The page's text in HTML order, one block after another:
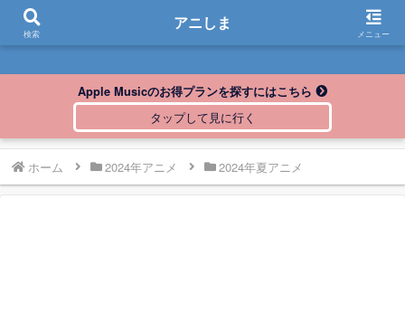
アニしま
Apple Musicのお得プランを探すにはこちら
ホーム 2024年アニメ 2024年夏アニメ
検索
アニしま
メニュー